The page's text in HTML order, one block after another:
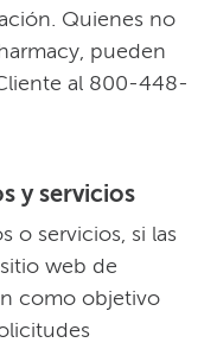
Quienes no
pueden
al 800-448-
y servicios​​
o servicios, si las
web de
como objetivo